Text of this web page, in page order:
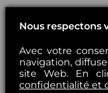
Nous respectons
Avec votre
navigation,
site Web. En
confidentialité et